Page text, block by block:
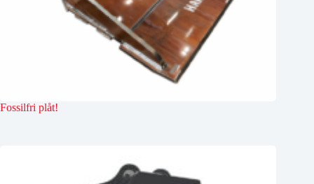
Fossilfri plåt!